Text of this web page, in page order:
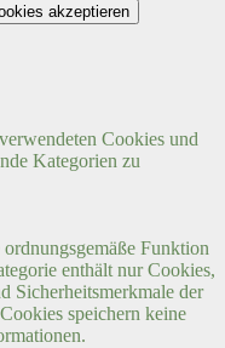
akzeptieren
Cookies und
Kategorien zu
Funktion
enthält nur Cookies,
Sicherheitsmerkmale der
speichern keine